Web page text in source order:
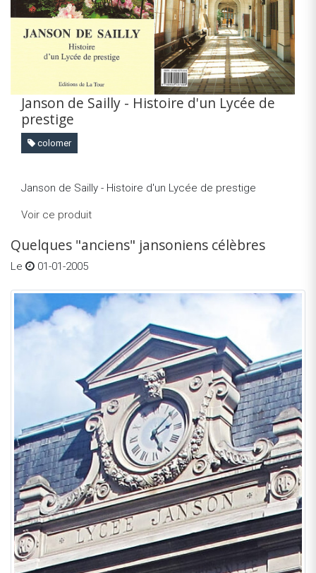
Janson de Sailly - Histoire d'un Lycée de
prestige
colomer
Janson de Sailly - Histoire d'un Lycée de prestige
Voir ce produit
Quelques "anciens" jansoniens célèbres
Le 01-01-2005